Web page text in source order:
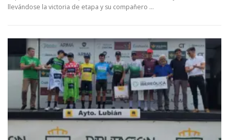
llevándose la victoria de etapa y su compañero …